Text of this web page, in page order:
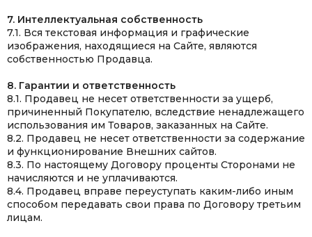
7. Интеллектуальная собственность
7.1. Вся текстовая информация и графические
изображения, находящиеся на Сайте, являются
собственностью Продавца.
8. Гарантии и ответственность
8.1. Продавец не несет ответственности за ущерб,
причиненный Покупателю, вследствие ненадлежащего
использования им Товаров, заказанных на Сайте.
8.2. Продавец не несет ответственности за содержание
и функционирование Внешних сайтов.
8.3. По настоящему Договору проценты Сторонами не
начисляются и не уплачиваются.
8.4. Продавец вправе переуступать каким-либо иным
способом передавать свои права по Договору третьим
лицам.